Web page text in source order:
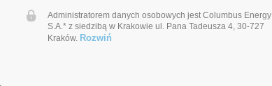
Administratorem danych osobowych jest Columbus Energy
S.A.* z siedzibą w Krakowie ul. Pana Tadeusza 4, 30-727
Kraków. Rozwiń